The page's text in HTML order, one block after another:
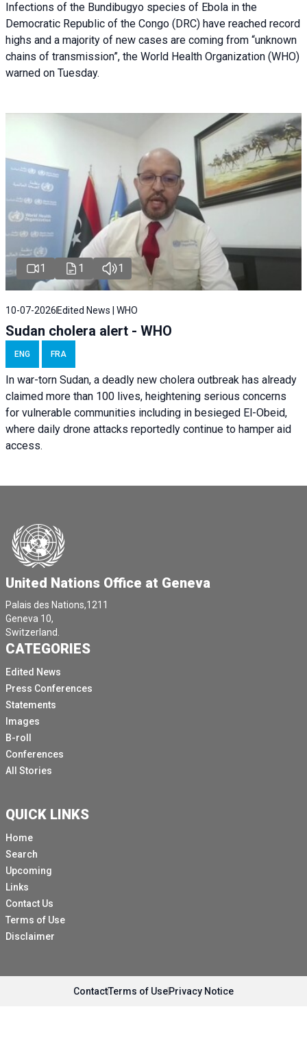
Infections of the Bundibugyo species of Ebola in the
Democratic Republic of the Congo (DRC) have reached record
highs and a majority of new cases are coming from “unknown
chains of transmission”, the World Health Organization (WHO)
warned on Tuesday.
1 1 1
10-07-2026 Edited News | WHO
Sudan cholera alert - WHO
ENG FRA
In war-torn Sudan, a deadly new cholera outbreak has already
claimed more than 100 lives, heightening serious concerns
for vulnerable communities including in besieged El-Obeid,
where daily drone attacks reportedly continue to hamper aid
access.
United Nations Office at Geneva
Palais des Nations,1211
Geneva 10,
Switzerland.
CATEGORIES
Edited News
Press Conferences
Statements
Images
B-roll
Conferences
All Stories
QUICK LINKS
Home
Search
Upcoming
Links
Contact Us
Terms of Use
Disclaimer
ContactTerms of UsePrivacy Notice